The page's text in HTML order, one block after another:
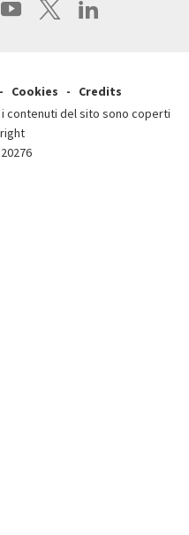
Cookies
Credits
i contenuti del sito sono coperti